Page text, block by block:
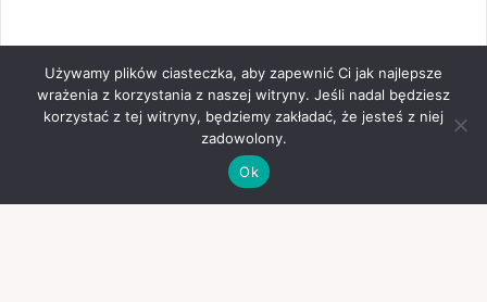
Używamy plików ciasteczka, aby zapewnić Ci jak najlepsze
wrażenia z korzystania z naszej witryny. Jeśli nadal będziesz
korzystać z tej witryny, będziemy zakładać, że jesteś z niej
zadowolony.
Ok